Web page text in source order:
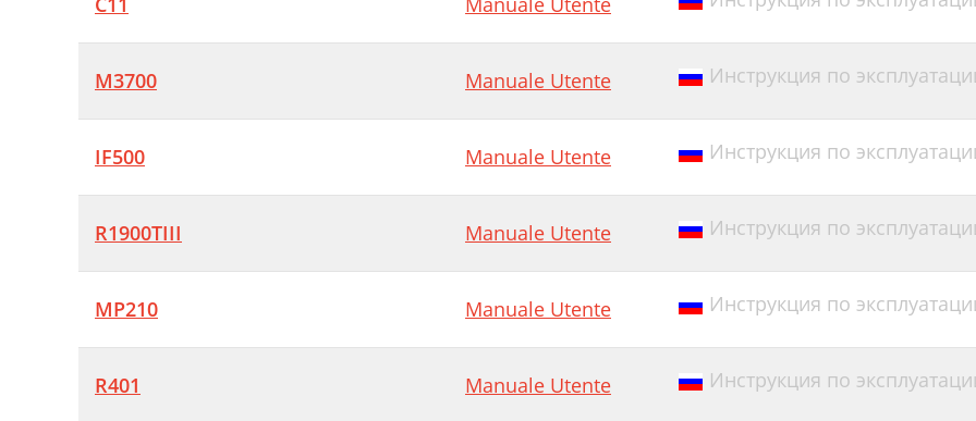
M3700 Manuale Utente Инструкция по
IF500 Manuale Utente Инструкция по
R1900TIII Manuale Utente Инструкция по
MP210 Manuale Utente Инструкция по
R401 Manuale Utente Инструкция по